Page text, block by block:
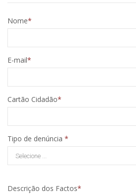
Nome
E-mail
Cartão Cidadão
Tipo de denúncia
Selecione ...
Descrição dos Factos